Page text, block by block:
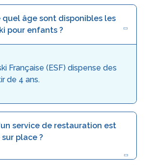
quel âge sont disponibles les
pour enfants ?
Française (ESF) dispense des
de 4 ans.
service de restauration est
place ?